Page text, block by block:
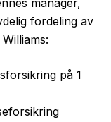
manager,
fordeling av
på 1